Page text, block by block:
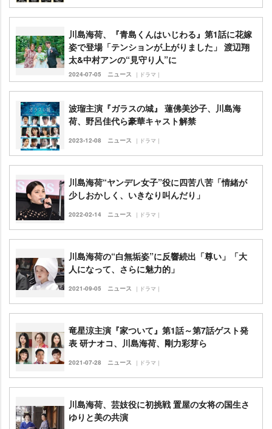
川島海荷、『青島くんはいじわる』第1話に花嫁
姿で登場「テンションが上がりました」 渡辺翔
太&中村アンの“見守り人”に
2024-07-05 ニュース ｜ドラマ｜
波瑠主演『ガラスの城』 蓮佛美沙子、川島海
荷、野呂佳代ら豪華キャスト解禁
2023-12-08 ニュース ｜ドラマ｜
川島海荷“ヤンデレ女子”役に四苦八苦「情緒が
少しおかしく、いきなり叫んだり」
2022-02-14 ニュース ｜ドラマ｜
川島海荷の“白無垢姿”に反響続出「尊い」「大
人になって、さらに魅力的」
2021-09-05 ニュース ｜ドラマ｜
竜星涼主演『家ついて』第1話～第7話ゲスト発
表 研ナオコ、川島海荷、剛力彩芽ら
2021-07-28 ニュース ｜ドラマ｜
川島海荷、芸妓役に初挑戦 置屋の女将の国生さ
ゆりと美の共演